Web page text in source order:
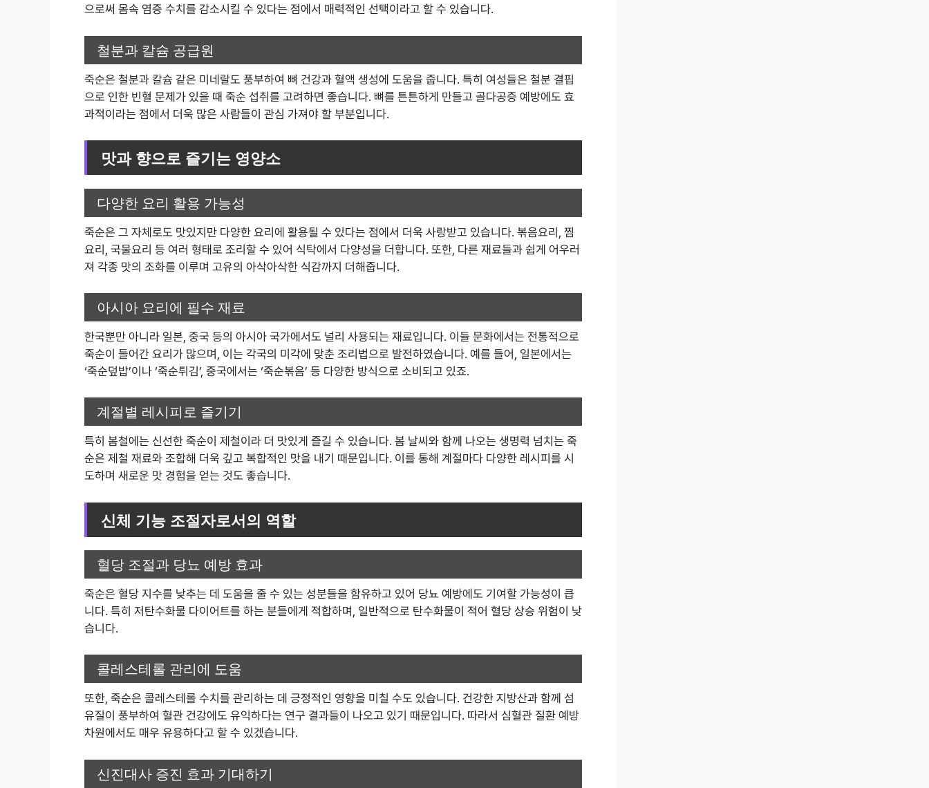
으로써 몸속 염증 수치를 감소시킬 수 있다는 점에서 매력적인 선택이라고 할 수 있습니다.
철분과 칼슘 공급원
죽순은 철분과 칼슘 같은 미네랄도 풍부하여 뼈 건강과 혈액 생성에 도움을 줍니다. 특히 여성들은 철분 결핍
으로 인한 빈혈 문제가 있을 때 죽순 섭취를 고려하면 좋습니다. 뼈를 튼튼하게 만들고 골다공증 예방에도 효
과적이라는 점에서 더욱 많은 사람들이 관심 가져야 할 부분입니다.
맛과 향으로 즐기는 영양소
다양한 요리 활용 가능성
죽순은 그 자체로도 맛있지만 다양한 요리에 활용될 수 있다는 점에서 더욱 사랑받고 있습니다. 볶음요리, 찜
요리, 국물요리 등 여러 형태로 조리할 수 있어 식탁에서 다양성을 더합니다. 또한, 다른 재료들과 쉽게 어우러
져 각종 맛의 조화를 이루며 고유의 아삭아삭한 식감까지 더해줍니다.
아시아 요리에 필수 재료
한국뿐만 아니라 일본, 중국 등의 아시아 국가에서도 널리 사용되는 재료입니다. 이들 문화에서는 전통적으로
죽순이 들어간 요리가 많으며, 이는 각국의 미각에 맞춘 조리법으로 발전하였습니다. 예를 들어, 일본에서는
‘죽순덮밥’이나 ‘죽순튀김’, 중국에서는 ‘죽순볶음’ 등 다양한 방식으로 소비되고 있죠.
계절별 레시피로 즐기기
특히 봄철에는 신선한 죽순이 제철이라 더 맛있게 즐길 수 있습니다. 봄 날씨와 함께 나오는 생명력 넘치는 죽
순은 제철 재료와 조합해 더욱 깊고 복합적인 맛을 내기 때문입니다. 이를 통해 계절마다 다양한 레시피를 시
도하며 새로운 맛 경험을 얻는 것도 좋습니다.
신체 기능 조절자로서의 역할
혈당 조절과 당뇨 예방 효과
죽순은 혈당 지수를 낮추는 데 도움을 줄 수 있는 성분들을 함유하고 있어 당뇨 예방에도 기여할 가능성이 큽
니다. 특히 저탄수화물 다이어트를 하는 분들에게 적합하며, 일반적으로 탄수화물이 적어 혈당 상승 위험이 낮
습니다.
콜레스테롤 관리에 도움
또한, 죽순은 콜레스테롤 수치를 관리하는 데 긍정적인 영향을 미칠 수도 있습니다. 건강한 지방산과 함께 섬
유질이 풍부하여 혈관 건강에도 유익하다는 연구 결과들이 나오고 있기 때문입니다. 따라서 심혈관 질환 예방
차원에서도 매우 유용하다고 할 수 있겠습니다.
신진대사 증진 효과 기대하기